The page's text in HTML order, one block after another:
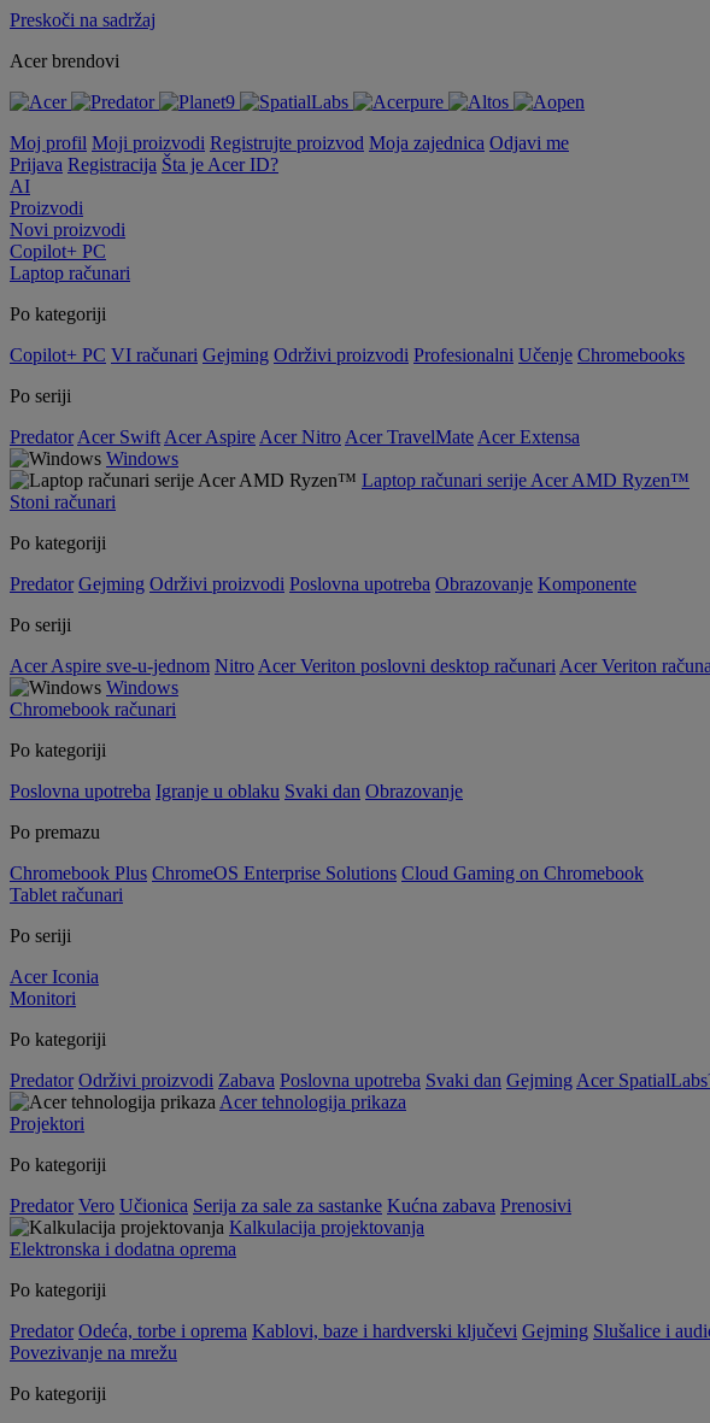
Preskoči na sadržaj
Acer brendovi
Moj profil Moji proizvodi Registrujte proizvod Moja zajednica Odjavi me
Prijava Registracija Šta je Acer ID?
AI
Proizvodi
Novi proizvodi
Copilot+ PC
Laptop računari
Po kategoriji
Copilot+ PC VI računari Gejming Održivi proizvodi Profesionalni Učenje Chromebooks
Po seriji
Predator Acer Swift Acer Aspire Acer Nitro Acer TravelMate Acer Extensa
Windows
Laptop računari serije Acer AMD Ryzen™
Stoni računari
Po kategoriji
Predator Gejming Održivi proizvodi Poslovna upotreba Obrazovanje Komponente
Po seriji
Acer Aspire sve-u-jednom Nitro Acer Veriton poslovni desktop računari Acer Veriton
Windows
Chromebook računari
Po kategoriji
Poslovna upotreba Igranje u oblaku Svaki dan Obrazovanje
Po premazu
Chromebook Plus ChromeOS Enterprise Solutions Cloud Gaming on Chromebook
Tablet računari
Po seriji
Acer Iconia
Monitori
Po kategoriji
Predator Održivi proizvodi Zabava Poslovna upotreba Svaki dan Gejming Acer
Acer tehnologija prikaza
Projektori
Po kategoriji
Predator Vero Učionica Serija za sale za sastanke Kućna zabava Prenosivi
Kalkulacija projektovanja
Elektronska i dodatna oprema
Po kategoriji
Predator Odeća, torbe i oprema Kablovi, baze i hardverski ključevi Gejming Slušalice i
Povezivanje na mrežu
Po kategoriji